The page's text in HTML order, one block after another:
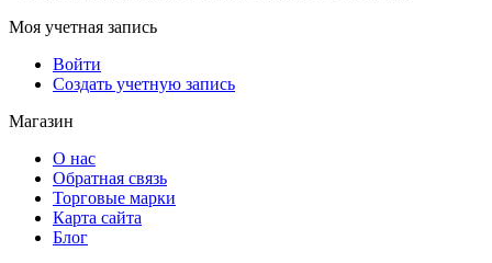
Моя учетная запись
Войти
Создать учетную запись
Магазин
О нас
Обратная связь
Торговые марки
Карта сайта
Блог